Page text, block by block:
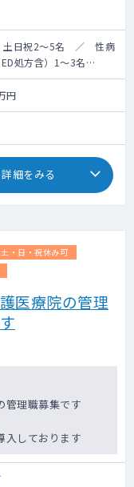
土日祝2～5名 ／ 性病
処方含）1～3名
日祝2～5件
円
詳細をみる
土・日・祝休み可
医療院の管理
理職募集です
しております